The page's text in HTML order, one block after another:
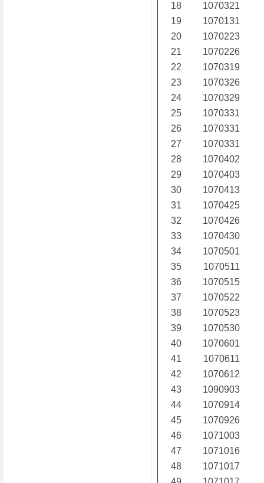
18
1070321
19
1070131
20
1070223
21
1070226
22
1070319
23
1070326
24
1070329
25
1070331
26
1070331
27
1070331
28
1070402
29
1070403
30
1070413
31
1070425
32
1070426
33
1070430
34
1070501
35
1070511
36
1070515
37
1070522
38
1070523
39
1070530
40
1070601
41
1070611
42
1070612
43
1090903
44
1070914
45
1070926
46
1071003
47
1071016
48
1071017